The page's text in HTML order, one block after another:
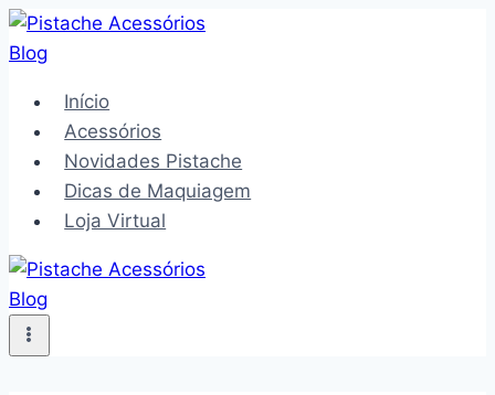
Pular
para
Conteúdo
Início
Acessórios
Novidades Pistache
Dicas de Maquiagem
Loja Virtual